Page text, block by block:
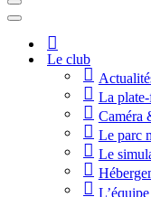
Menu
de
navigation
Menu
navigationAccueil
Le club
La
Caméra
Le parc
Le
L’équipe